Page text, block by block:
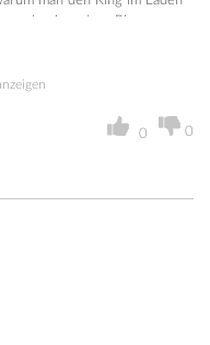
sah mir andere Ringe an,
Schliff, und dann
perfekt! Habe den
0 0